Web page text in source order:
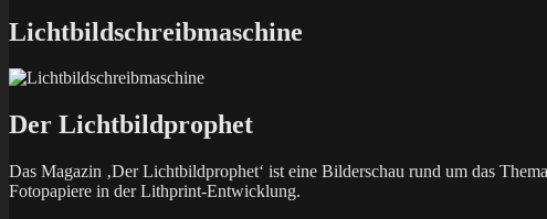
Lichtbildschreibmaschine
Der Lichtbildprophet
Das Magazin ‚Der Lichtbildprophet‘ ist eine Bilderschau rund um das
Fotopapiere in der Lithprint-Entwicklung.